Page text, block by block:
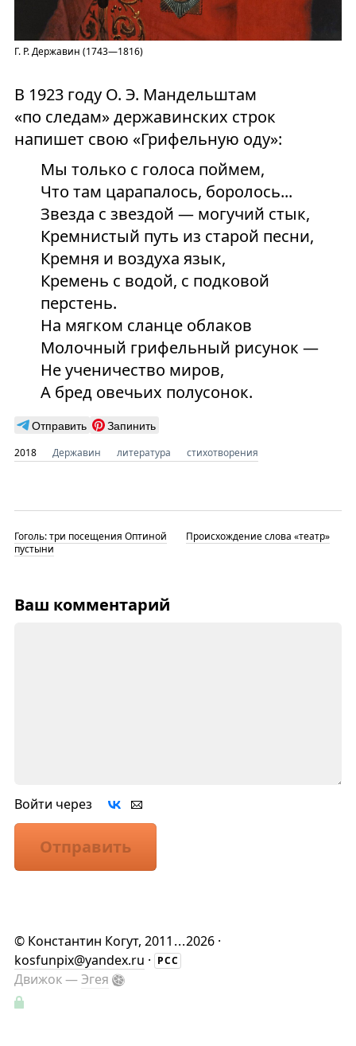
Г. Р. Державин (1743—1816)
В 1923 году О. Э. Мандельштам
«по следам» державинских строк
напишет свою «Грифельную оду»:
Мы только с голоса поймем,
Что там царапалось, боролось...
Звезда с звездой — могучий стык,
Кремнистый путь из старой песни,
Кремня и воздуха язык,
Кремень с водой, с подковой
перстень.
На мягком сланце облаков
Молочный грифельный рисунок —
Не ученичество миров,
А бред овечьих полусонок.
Отправить Запинить
2018 Державин литература стихотворения
Гоголь: три посещения Оптиной
пустыни
Происхождение слова «театр»
Ваш комментарий
Войти через
Отправить
© Константин Когут, 2011 ...2026 ·
kosfunpix@yandex.ru · РСС
Движок —Эгея